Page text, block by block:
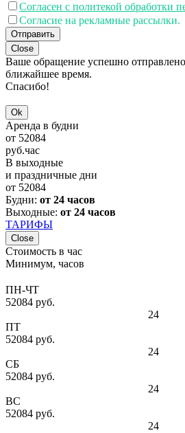
Согласен с политекой обработки
Согласие на рекламные рассылки.
Отправить
Close
Ваше обращение успешно отправлено
ближайшее время.
Спасибо!
Ok
Аренда в будни
от 52084
руб.час
В выходные
и праздничные дни
от 52084
Будни: от 24 часов
Выходные: от 24 часов
ТАРИФЫ
Close
Стоимость в час
Минимум, часов
ПН-ЧТ
52084 руб.
24
ПТ
52084 руб.
24
СБ
52084 руб.
24
ВС
52084 руб.
24